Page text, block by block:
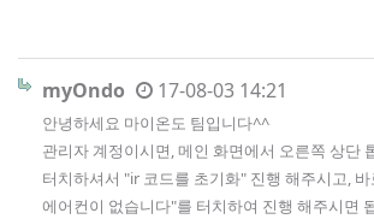
myOndo 17-08-03 14:21
안녕하세요 마이온도 팀입니다^^
관리자 계정이시면, 메인 화면에서 오른쪽 상단
터치하셔서 "ir 코드를 초기화" 진행 해주시고,
에어컨이 없습니다"를 터치하여 진행 해주시면